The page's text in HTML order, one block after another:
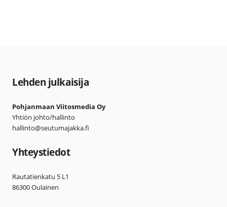
Lehden julkaisija
Pohjanmaan Viitosmedia Oy
Yhtiön johto/hallinto
hallinto@seutumajakka.fi
Yhteystiedot
Rautatienkatu 5 L1
86300 Oulainen